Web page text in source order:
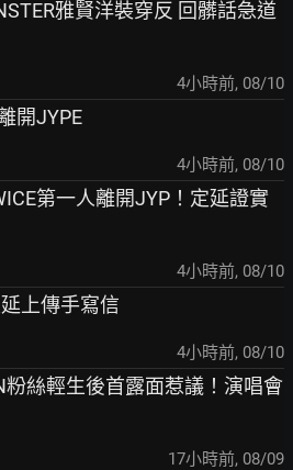
雅賢洋裝穿反 回髒話急道
4小時前, 08/10
開JYPE
4小時前, 08/10
第一人離開JYP！定延證實
4小時前, 08/10
上傳手寫信
4小時前, 08/10
粉絲輕生後首露面惹議！演唱會
17小時前, 08/09